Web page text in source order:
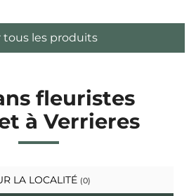
tous les produits
fleuristes
à Verrieres
LA LOCALITÉ (0)